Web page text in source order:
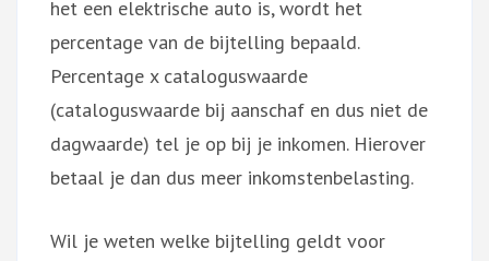
het een elektrische auto is, wordt het
percentage van de bijtelling bepaald.
Percentage x cataloguswaarde
(cataloguswaarde bij aanschaf en dus niet de
dagwaarde) tel je op bij je inkomen. Hierover
betaal je dan dus meer inkomstenbelasting.
Wil je weten welke bijtelling geldt voor